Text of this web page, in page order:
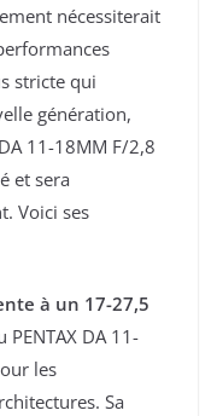
nécessiterait
stricte qui
génération,
11-18MM F/2,8
et sera
Voici ses
à un 17-27,5
DA 11-
les
Sa